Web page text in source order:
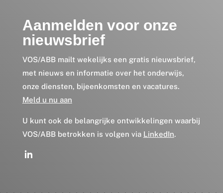
Aanmelden voor onze
nieuwsbrief
VOS/ABB mailt wekelijks een gratis nieuwsbrief,
met nieuws en informatie over het onderwijs,
onze diensten, bijeenkomsten en vacatures.
Meld u nu aan
U kunt ook de belangrijke ontwikkelingen waarbij
VOS/ABB betrokken is volgen via LinkedIn.